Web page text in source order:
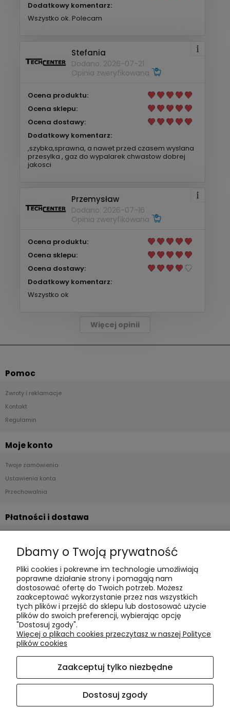
Dodatkowy komentarz:
Wszystko ok. Polecam
Stefania
Dodano: 2026-07-21
Opinia zweryfikowana
Ocena produktu:
Ocena sklepu:
Ocena dostawy:
Dodatkowy komentarz:
,szybka,sprawna, a nawet przed czasem wyslana
przesylka , gaz do wypalarek chwastow dobrej
jakosci
Przemysław
Dodano: 2026-07-16
Opinia zweryfikowana
Ocena produktu:
Ocena sklepu:
Ocena dostawy:
Dodatkowy komentarz:
Wszystko ok
Więcej opinii
Pomoc
Zwroty i reklamacje
Kontakt
Regulamin
Moje konto
Twoje zamówienia
Ustawienia konta
Przechowalnia
Płatności i dostawa
Czas realizacji i koszty dostawy
Informacje
Polityka cookies
Polityka prywatności
Blog
O nas
Kontakt i dane firmy
O firmie
Dbamy o Twoją prywatność
Pliki cookies i pokrewne im technologie umożliwiają
poprawne działanie strony i pomagają nam
dostosować ofertę do Twoich potrzeb. Możesz
zaakceptować wykorzystanie przez nas wszystkich
tych plików i przejść do sklepu lub dostosować użycie
plików do swoich preferencji, wybierając opcję
"Dostosuj zgody".
Więcej o plikach cookies przeczytasz w naszej Polityce
plików cookies
Zaakceptuj tylko niezbędne
Dostosuj zgody